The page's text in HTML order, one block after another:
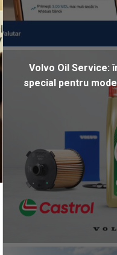
Volvo Oil Service:
special pentru